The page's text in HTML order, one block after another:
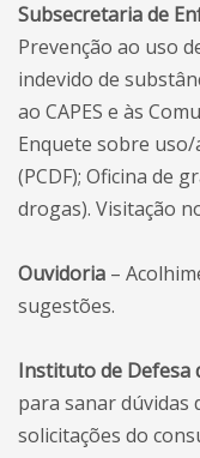
Subsecretaria de
Prevenção ao uso
indevido de
ao CAPES e às
Enquete sobre
(PCDF); Oficina de
drogas). Visitação
Ouvidoria –
sugestões.
Instituto de Defesa
para sanar
solicitações do